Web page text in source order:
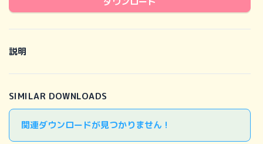
説明
SIMILAR DOWNLOADS
関連ダウンロードが見つかりません !